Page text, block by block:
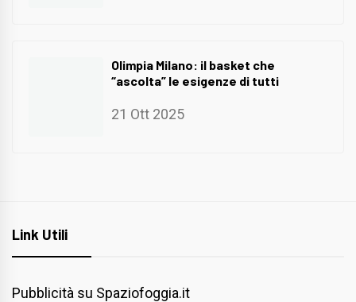
Olimpia Milano: il basket che
“ascolta” le esigenze di tutti
21 Ott 2025
Link Utili
Pubblicità su Spaziofoggia.it